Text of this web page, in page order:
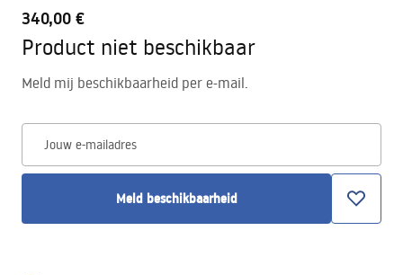
340,00 €
Product niet beschikbaar
Meld mij beschikbaarheid per e-mail.
Jouw e-mailadres
Meld beschikbaarheid